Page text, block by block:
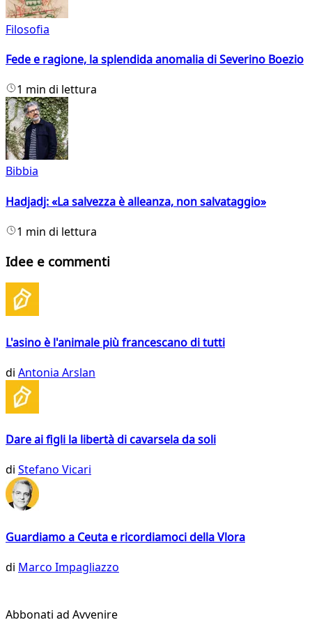
Filosofia
Fede e ragione, la splendida anomalia di Severino Boezio
1 min di lettura
Bibbia
Hadjadj: «La salvezza è alleanza, non salvataggio»
1 min di lettura
Idee e commenti
L'asino è l'animale più francescano di tutti
di Antonia Arslan
Dare ai figli la libertà di cavarsela da soli
di Stefano Vicari
Guardiamo a Ceuta e ricordiamoci della Vlora
di Marco Impagliazzo
Abbonati ad Avvenire